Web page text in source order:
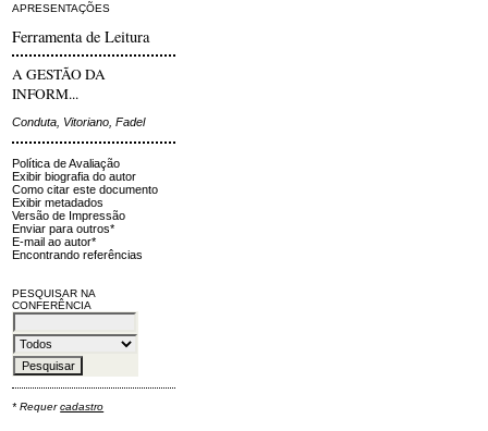
APRESENTAÇÕES
Ferramenta de Leitura
A GESTÃO DA
INFORM...
Conduta, Vitoriano, Fadel
Política de Avaliação
Exibir biografia do autor
Como citar este documento
Exibir metadados
Versão de Impressão
Enviar para outros*
E-mail ao autor*
Encontrando referências
PESQUISAR NA
CONFERÊNCIA
* Requercadastro